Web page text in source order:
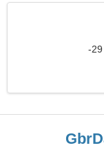
مرد مجرد به دنبال همسر 29-